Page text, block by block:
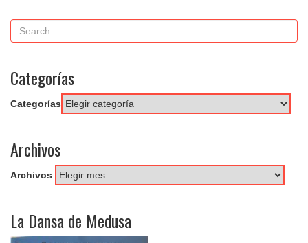
Categorías
Categorías
Archivos
Archivos
La Dansa de Medusa